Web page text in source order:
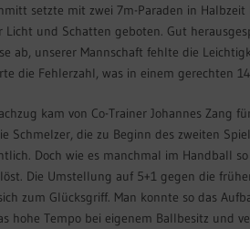
setzte mit zwei 7m-Paraden in
Licht und Schatten geboten. Gut
ab, unserer Mannschaft fehlte die
die Fehlerzahl, was in einem gerechten
kam von Co-Trainer Johannes Zang
Schmelzer, die zu Beginn des zweiten
Doch wie es manchmal im Handball
Die Umstellung auf 5+1 gegen die
zum Glücksgriff. Man konnte so das
hohe Tempo bei eigenem Ballbesitz und